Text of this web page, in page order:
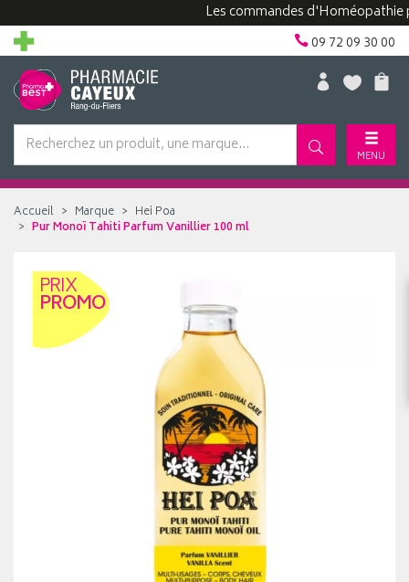
Les commandes d'Homéopathie
09 72 09 30 00
MENU
Accueil Marque
Hei Poa
Pur Monoï Tahiti Parfum Vanillier 100 ml
PRIX
PROMO